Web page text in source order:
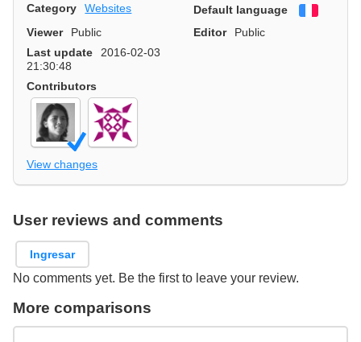
Category Websites Default language
Viewer
Public Editor
Public
Last update
2016-02-03
21:30:48
Contributors
View changes
User reviews and comments
Ingresar
No comments yet. Be the first to leave your review.
More comparisons